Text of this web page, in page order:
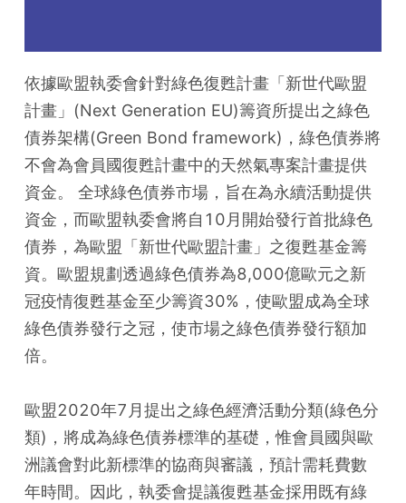
依據歐盟執委會針對綠色復甦計畫「新世代歐盟
計畫」(Next Generation EU)籌資所提出之綠色
債券架構(Green Bond framework)，綠色債券將
不會為會員國復甦計畫中的天然氣專案計畫提供
資金。 全球綠色債券市場，旨在為永續活動提供
資金，而歐盟執委會將自10月開始發行首批綠色
債券，為歐盟「新世代歐盟計畫」之復甦基金籌
資。歐盟規劃透過綠色債券為8,000億歐元之新
冠疫情復甦基金至少籌資30%，使歐盟成為全球
綠色債券發行之冠，使市場之綠色債券發行額加
倍。
歐盟2020年7月提出之綠色經濟活動分類(綠色分
類)，將成為綠色債券標準的基礎，惟會員國與歐
洲議會對此新標準的協商與審議，預計需耗費數
年時間。因此，執委會提議復甦基金採用既有綠